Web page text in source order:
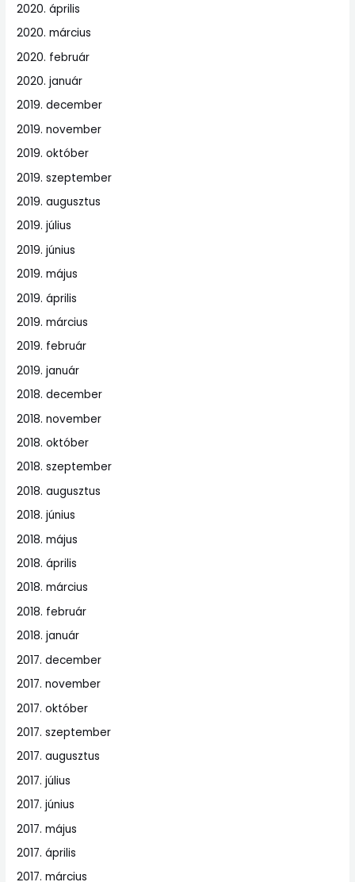
2020. április
2020. március
2020. február
2020. január
2019. december
2019. november
2019. október
2019. szeptember
2019. augusztus
2019. július
2019. június
2019. május
2019. április
2019. március
2019. február
2019. január
2018. december
2018. november
2018. október
2018. szeptember
2018. augusztus
2018. június
2018. május
2018. április
2018. március
2018. február
2018. január
2017. december
2017. november
2017. október
2017. szeptember
2017. augusztus
2017. július
2017. június
2017. május
2017. április
2017. március